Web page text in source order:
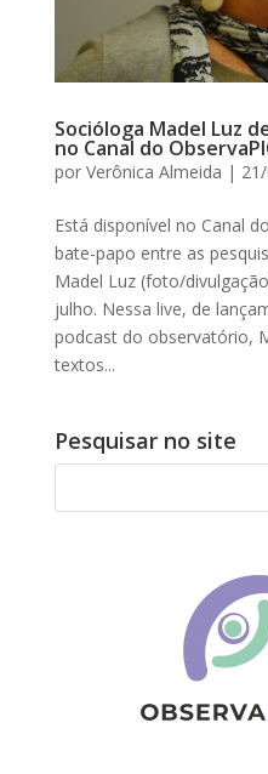
Socióloga Madel Luz
no Canal do
por Verônica Almeida |
Está disponível no Canal
bate-papo entre as
Madel Luz (foto/
julho. Nessa live, de
podcast do observatório,
textos...
Pesquisar no site